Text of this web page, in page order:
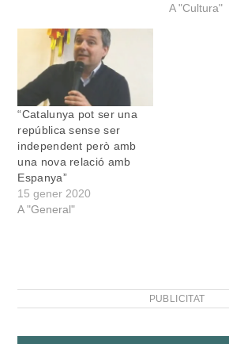
A "Cultura"
“Catalunya pot ser una
república sense ser
independent però amb
una nova relació amb
Espanya”
15 gener 2020
A "General"
PUBLICITAT